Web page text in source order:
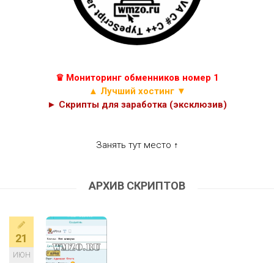
♛ Мониторинг обменников номер 1
▲ Лучший хостинг ▼
► Скрипты для заработка (эксклюзив)
Занять тут место ↑
АРХИВ СКРИПТОВ
21
ИЮН